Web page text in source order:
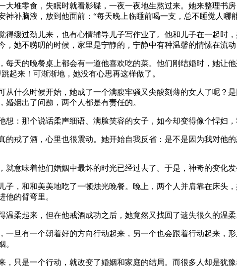
堆零食，失眠时就看影碟，一夜一夜地生熬过来。她来整理书
神补脑液，放到他面前：“每天晚上临睡前喝一支，总不睡觉人哪
缓过劲儿来，也有心情辅导儿子写作业了。他和儿子在一起时
她不唠叨的时候，家里是宁静的，宁静中有种温馨的情愫在流动
天的晚餐桌上都会有一道他喜欢吃的菜。他们刚结婚时，她让
起来！可渐渐地，她没有心思再这样做了。
什么时候开始，她成了一个满腹牢骚又尖酸刻薄的女人了呢？
婚姻出了问题，两个人都是有责任的。
：那个说话柔声细语、满脸笑容的女子，如今却变得像个悍妇，
戒了酒，心里也很震动。她开始自我反省：是不是因为我对他
意味着他们婚姻中最坏的时光已经过去了。于是，神奇的变化
，和和美美地吃了一顿烛光晚餐。晚上，两个人并肩靠在床头
他的臂弯里。
柔起来，但在他戒酒成功之后，她竟然又找回了遗失很久的温柔
旦有一个朝着好的方向行动起来，另一个也会跟着行动起来，
。
只是一个行动，就改变了婚姻和家庭的结局。而很多人却是犹